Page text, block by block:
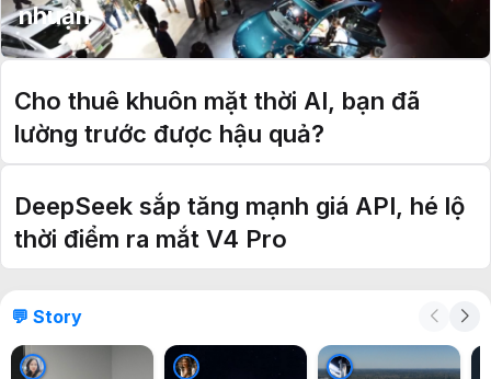
nhuận
Cho thuê khuôn mặt thời AI, bạn đã
lường trước được hậu quả?
DeepSeek sắp tăng mạnh giá API, hé lộ
thời điểm ra mắt V4 Pro
💬 Story